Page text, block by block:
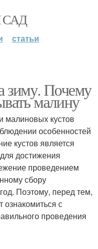
статьи
зиму. Почему
малину
малиновых кустов
особенностей
кустов является
достижения
проведением
сбору
Поэтому, перед тем,
ознакомиться с
проведения